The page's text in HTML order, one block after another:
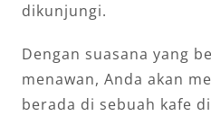
dikunjungi.
Dengan suasana yang
menawan, Anda akan
berada di sebuah kafe